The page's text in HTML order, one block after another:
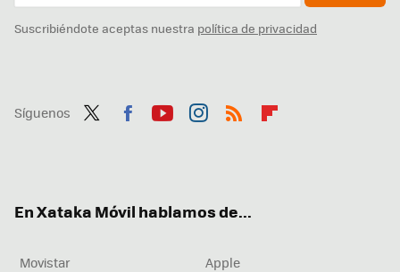
Suscribiéndote aceptas nuestra política de privacidad
Síguenos
En Xataka Móvil hablamos de...
Movistar
Apple